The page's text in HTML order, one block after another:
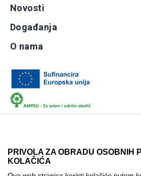
PRIVOLA ZA OBRADU OSOBNIH
KOLAČIĆA
Novosti
Događanja
O nama